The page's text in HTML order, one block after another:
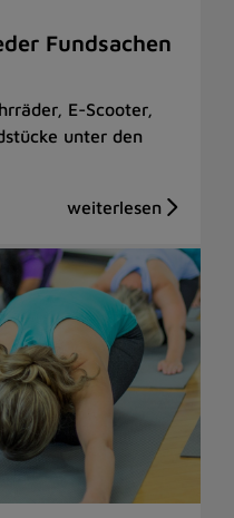
Fundsachen
E-Scooter,
unter den